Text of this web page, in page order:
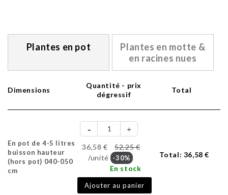
Plantes en pot
Plantes en motte &
en racines nues
Dimensions
Quantité - prix
dégressif
Total
En pot de 4-5 litres
buisson hauteur
(hors pot) 040-050
cm
36,58 €
52,25 €
/unité -30%
En stock
Ajouter au panier
Total: 36,58 €